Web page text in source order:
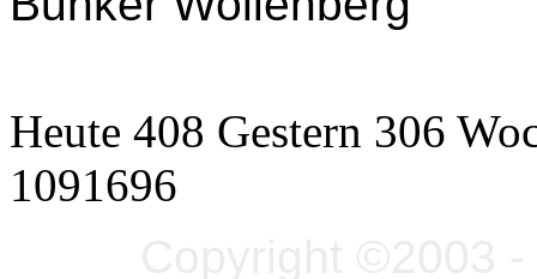
Heute 408 Gestern 306
1091696